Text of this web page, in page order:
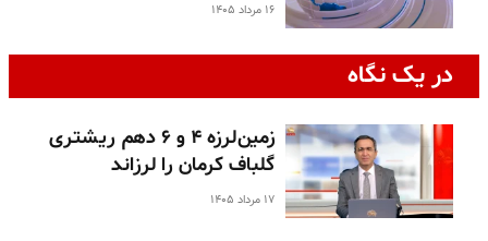
۱۶ مرداد ۱۴۰۵
در یک نگاه
زمین‌لرزه ۴ و ۶ دهم ریشتری
گلباف کرمان را لرزاند
۱۷ مرداد ۱۴۰۵